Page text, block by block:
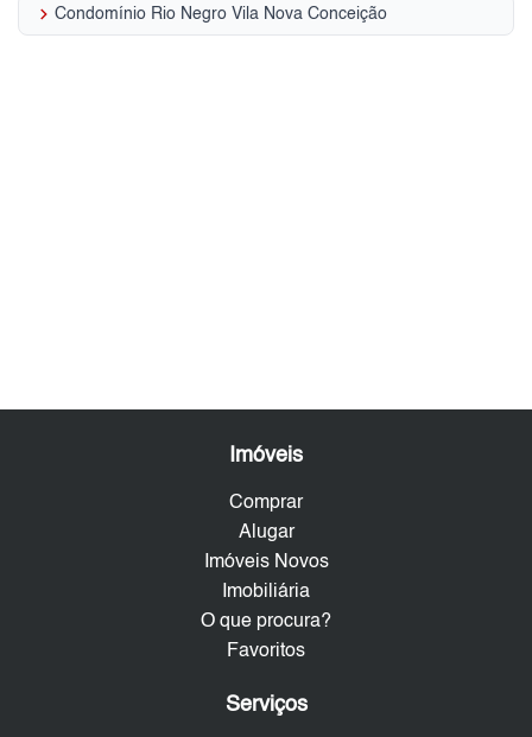
keyboard_arrow_right Condomínio Rio Negro Vila Nova Conceição
Imóveis
Comprar
Alugar
Imóveis Novos
Imobiliária
O que procura?
Favoritos
Serviços